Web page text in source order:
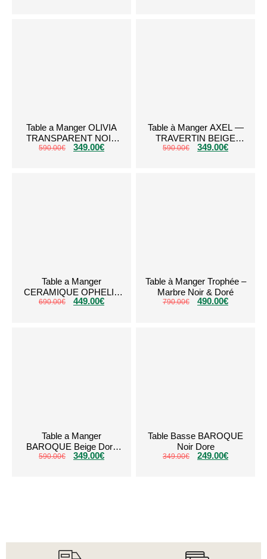
Table a Manger OLIVIA
TRANSPARENT NOIR
1m50
590.00€ 349.00€
Table à Manger AXEL —
TRAVERTIN BEIGE
(RONDE – 1 MÈTRE)
590.00€ 349.00€
Table a Manger
CERAMIQUE OPHELIA
Blanc Dore
690.00€ 449.00€
Table à Manger Trophée –
Marbre Noir & Doré
790.00€ 490.00€
Table a Manger
BAROQUE Beige Dore
150cm
590.00€ 349.00€
Table Basse BAROQUE
Noir Dore
349.00€ 249.00€